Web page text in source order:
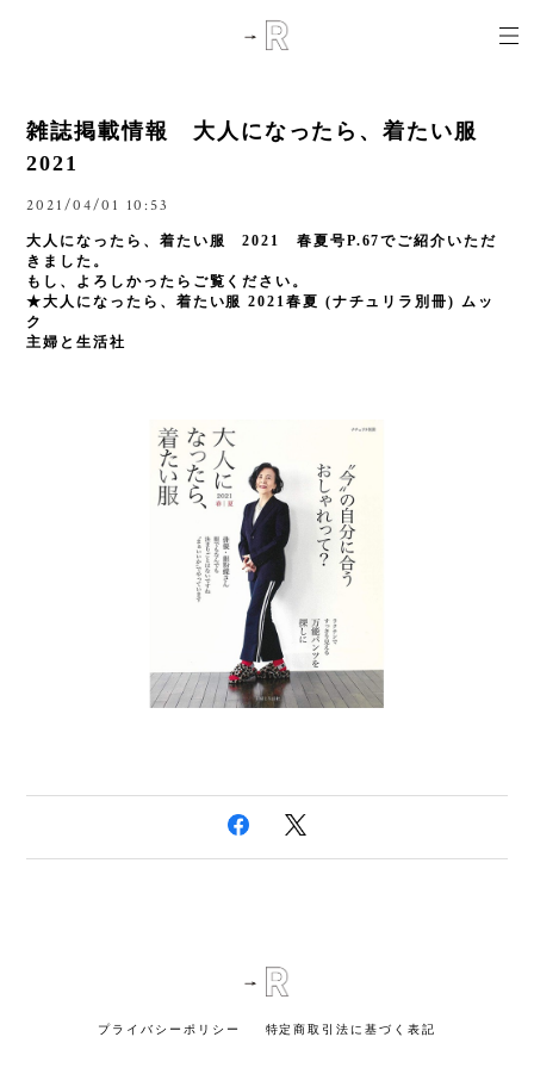
雑誌掲載情報 大人になったら、着たい服
2021
2021/04/01 10:53
大人になったら、着たい服 2021 春夏号P.67でご紹介いただ
きました。
もし、よろしかったらご覧ください。
★大人になったら、着たい服 2021春夏 (ナチュリラ別冊) ムッ
ク
主婦と生活社
プライバシーポリシー 特定商取引法に基づく表記